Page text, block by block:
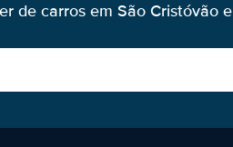
de carros em São Cristóvão e